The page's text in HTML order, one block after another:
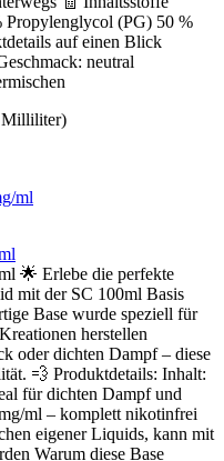
Propylenglycol (PG) 50 %
auf einen Blick
neutral
Milliliter)
🌟 Erlebe die perfekte
mit der SC 100ml Basis
Base wurde speziell für
herstellen
oder dichten Dampf – diese
💨 Produktdetails: Inhalt:
für dichten Dampf und
ml – komplett nikotinfrei
eigener Liquids, kann mit
Warum diese Base